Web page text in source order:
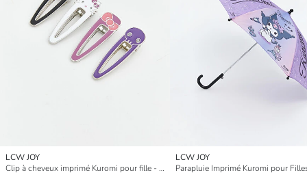
LCW JOY
Clip à cheveux imprimé Kuromi pour fille - Lot de 4 pièces
LCW JOY
Parapluie Imprimé Kuromi pour